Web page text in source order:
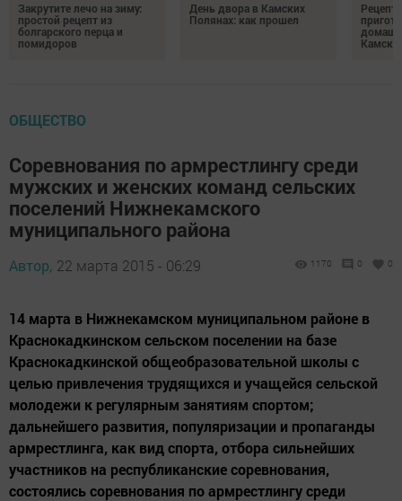
Закрутите лечо на зиму:
простой рецепт из
болгарского перца и
помидоров
День двора в Камских
Полянах: как прошел
ОБЩЕСТВО
Соревнования по армрестлингу среди
мужских и женских команд сельских
поселений Нижнекамского
муниципального района
Автор, 22 марта 2015 - 06:29 1170 0 0
14 марта в Нижнекамском муниципальном районе в
Краснокадкинском сельском поселении на базе
Краснокадкинской общеобразовательной школы с
целью привлечения трудящихся и учащейся сельской
молодежи к регулярным занятиям спортом;
дальнейшего развития, популяризации и пропаганды
армрестлинга, как вид спорта, отбора сильнейших
участников на республиканские соревнования,
состоялись соревнования по армрестлингу среди